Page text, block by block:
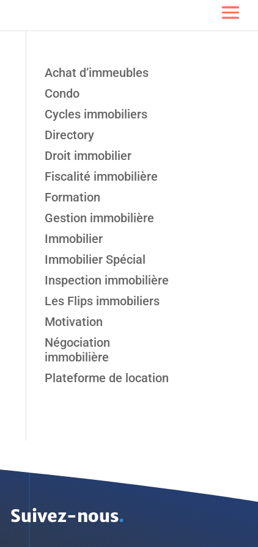
Achat d’immeubles
Condo
Cycles immobiliers
Directory
Droit immobilier
Fiscalité immobilière
Formation
Gestion immobilière
Immobilier
Immobilier Spécial
Inspection immobilière
Les Flips immobiliers
Motivation
Négociation
immobilière
Plateforme de location
Suivez-nous.